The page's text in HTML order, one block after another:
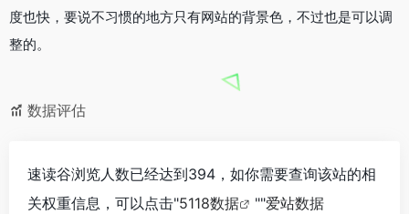
度也快，要说不习惯的地方只有网站的背景色，不过也是可以调
整的。
数据评估
速读谷浏览人数已经达到394，如你需要查询该站的相
关权重信息，可以点击"5118数据 ""爱站数据